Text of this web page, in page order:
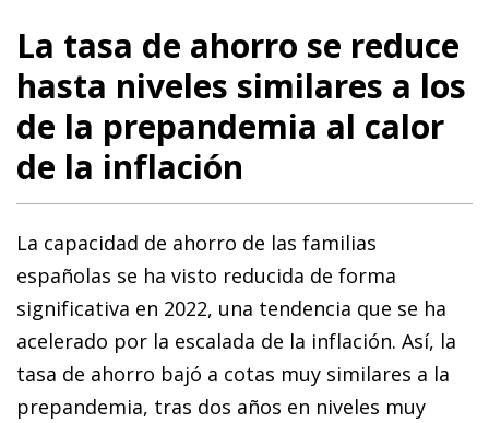
La tasa de ahorro se reduce
hasta niveles similares a los
de la prepandemia al calor
de la inflación
La capacidad de ahorro de las familias
españolas se ha visto reducida de forma
significativa en 2022, una tendencia que se ha
acelerado por la escalada de la inflación. Así, la
tasa de ahorro bajó a cotas muy similares a la
prepandemia, tras dos años en niveles muy